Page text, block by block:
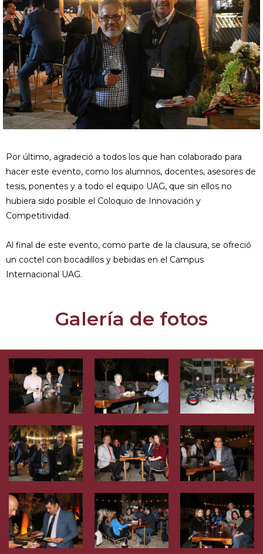
Por último, agradeció a todos los que han colaborado para
hacer este evento, como los alumnos, docentes, asesores de
tesis, ponentes y a todo el equipo UAG, que sin ellos no
hubiera sido posible el Coloquio de Innovación y
Competitividad.
Al final de este evento, como parte de la clausura, se ofreció
un coctel con bocadillos y bebidas en el Campus
Internacional UAG.
Galería de fotos